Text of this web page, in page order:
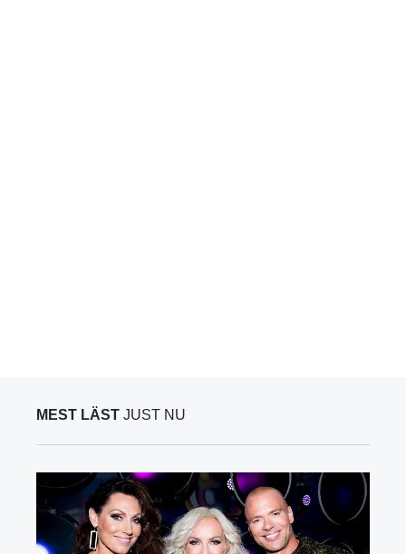
MEST LÄST JUST NU